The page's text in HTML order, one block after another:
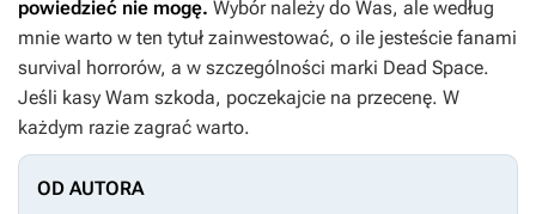
powiedzieć nie mogę. Wybór należy do Was, ale według
mnie warto w ten tytuł zainwestować, o ile jesteście fanami
survival horrorów, a w szczególności marki Dead Space.
Jeśli kasy Wam szkoda, poczekajcie na przecenę. W
każdym razie zagrać warto.
OD AUTORA